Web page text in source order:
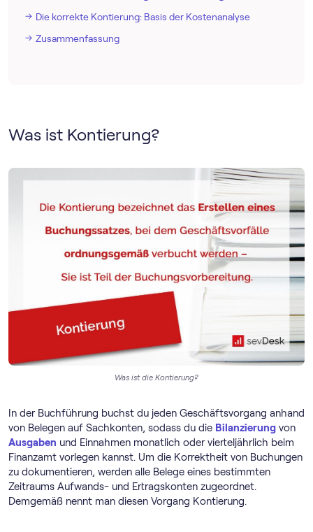
Die korrekte Kontierung: Basis der Kostenanalyse
Zusammenfassung
Was ist Kontierung?
Was ist die Kontierung?
In der Buchführung buchst du jeden Geschäftsvorgang anhand
von Belegen auf Sachkonten, sodass du die Bilanzierung von
Ausgaben und Einnahmen monatlich oder vierteljährlich beim
Finanzamt vorlegen kannst. Um die Korrektheit von Buchungen
zu dokumentieren, werden alle Belege eines bestimmten
Zeitraums Aufwands- und Ertragskonten zugeordnet.
Demgemäß nennt man diesen Vorgang Kontierung.